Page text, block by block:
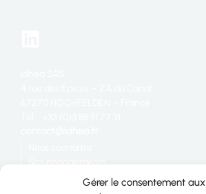
Gérer le consentement aux